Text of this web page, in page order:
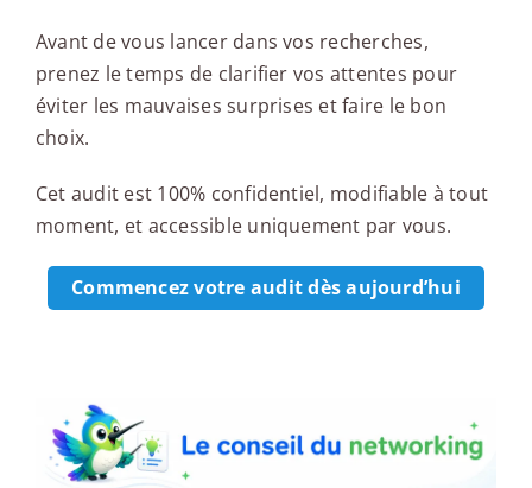
Avant de vous lancer dans vos recherches,
prenez le temps de clarifier vos attentes pour
éviter les mauvaises surprises et faire le bon
choix.
Cet audit est 100% confidentiel, modifiable à tout
moment, et accessible uniquement par vous.
Commencez votre audit dès aujourd’hui